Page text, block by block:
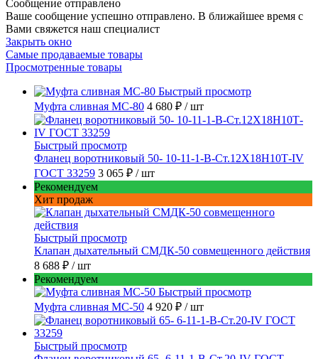
Сообщение отправлено
Ваше сообщение успешно отправлено. В ближайшее время с
Вами свяжется наш специалист
Закрыть окно
Самые продаваемые товары
Просмотренные товары
Быстрый просмотр
Муфта сливная МС-80 4 680 ₽ / шт
Быстрый просмотр
Фланец воротниковый 50- 10-11-1-B-Ст.12Х18Н10Т-IV
ГОСТ 33259 3 065 ₽ / шт
Рекомендуем
Хит продаж
Быстрый просмотр
Клапан дыхательный СМДК-50 совмещенного действия
8 688 ₽ / шт
Рекомендуем
Быстрый просмотр
Муфта сливная МС-50 4 920 ₽ / шт
Быстрый просмотр